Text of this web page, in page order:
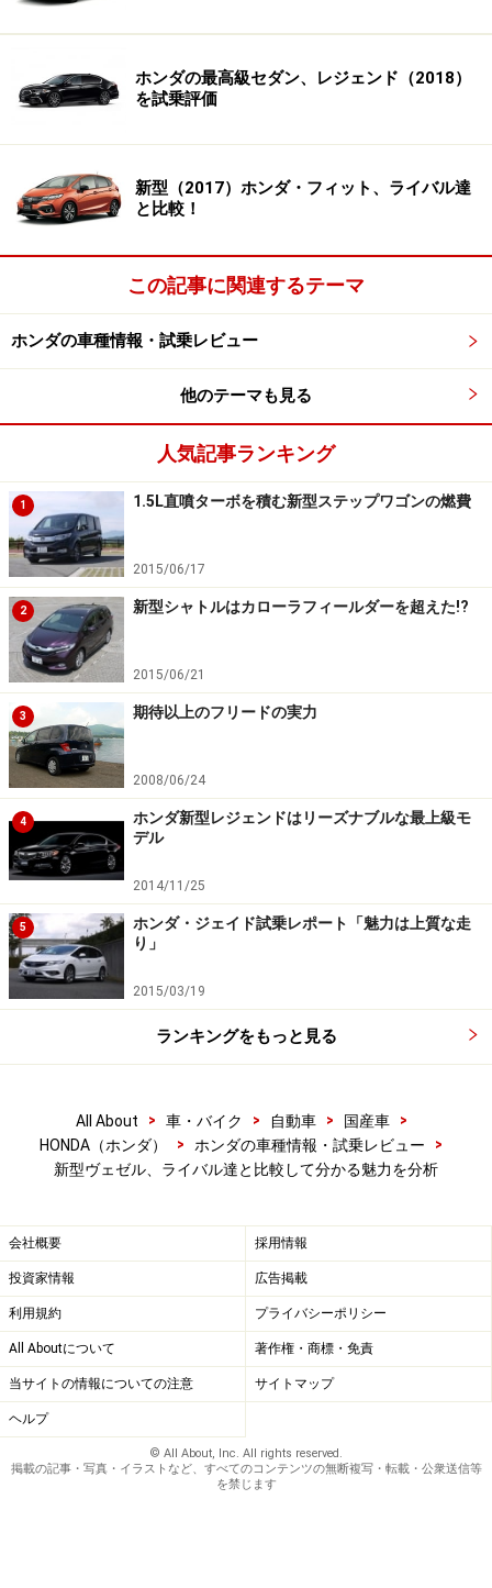
ンジのタイミングがひと昔前の4～5年から長くなってい
る傾向がある。とはいえ、ヴェゼルもモデル末期に差し
かかっているといえるだろう。
そんなヴェゼルだが、先のマイナーチェンジで鮮度をも
定できるなど、フィット譲りの使い勝手の高さは依然魅
力的だ。
ライバルと微妙に異なるヴェゼルのサイズ
iPhスマホをUSBで接続し、音楽再生や通話、マップアプリケ
ーションの操作などがナビ画面や音声で行える「Apple
CarPlay」、「Android Auto」に新たに対した
なお、ヴェゼルの価格帯は、207万5000円～281万0000
円で、ボディサイズは全長4330×全幅1770×全高
1605mm。
なお、Cセグメント級SUVの代表格であるトヨタC-HRは
全長4360×全幅1795×全高1550～1565mm、インプレッ
サのSUV版であるSUBARU XVは全長4465×全幅1800×全
高1550mm。
また、Bセグメント級のマツダCX-3は、全長4275×全幅
1765×全高1550mmとなっている。日産ジュークに至っ
てはCX-3よりもさらにひと回り小さい。
つまり、ホンダ・ヴェゼルはBセグメント以上、Cセグメ
の中間的なところだが、ヴェゼルはFFなら十分に「車両
価格＋諸経費込み」で300万円以下も狙えるのだ。
ズナブル（適性）といえるのがヴェゼルの美点かもしれ
ない。
※記事内容は執筆時点のものです。最新の内容をご確認くださ
い。
ホンダの最高級セダン、レジェンド（2018）
を試乗評価
新型（2017）ホンダ・フィット、ライバル達
と比較！
この記事に関連するテーマ
ホンダの車種情報・試乗レビュー
他のテーマも見る
人気記事ランキング
1 1.5L直噴ターボを積む新型ステップワゴンの燃費
2015/06/17
2 新型シャトルはカローラフィールダーを超えた!?
2015/06/21
3 期待以上のフリードの実力
2008/06/24
4
ホンダ新型レジェンドはリーズナブルな最上級モ
デル
2014/11/25
5
ホンダ・ジェイド試乗レポート「魅力は上質な走
り」
2015/03/19
ランキングをもっと見る
All About > 車・バイク > 自動車 > 国産車
>
HONDA（ホンダ）
> ホンダの車種情報・試乗レビュー
>
新型ヴェゼル、ライバル達と比較して分かる魅力を分析
会社概要 採用情報
投資家情報 広告掲載
利用規約 プライバシーポリシー
All Aboutについて 著作権・商標・免責
当サイトの情報についての注意 サイトマップ
ヘルプ
© All About, Inc. All rights reserved.
掲載の記事・写真・イラストなど、すべてのコンテンツの無断複写・転載・公衆送信等
を禁じます